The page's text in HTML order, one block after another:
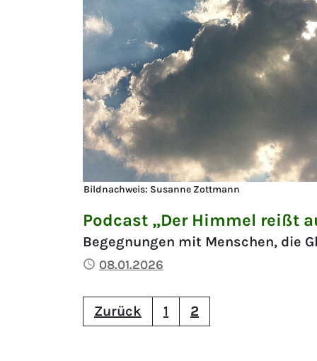
Bildnachweis: Susanne Zottmann
Podcast „Der Himmel reißt
Begegnungen mit Menschen, die
Publiziert
08.01.2026
Zurück 1 2